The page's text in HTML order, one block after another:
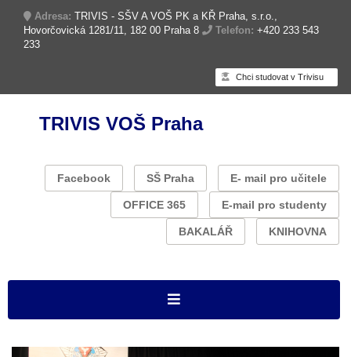
Adresa: TRIVIS - SŠV A VOŠ PK a KŘ Praha, s.r.o.,
Hovorčovická 1281/11, 182 00 Praha 8
Telefon: +420 233 543
233
Chci studovat v Trivisu
TRIVIS VOŠ Praha
Facebook SŠ Praha E- mail pro učitele
OFFICE 365 E-mail pro studenty
BAKALÁŘ KNIHOVNA